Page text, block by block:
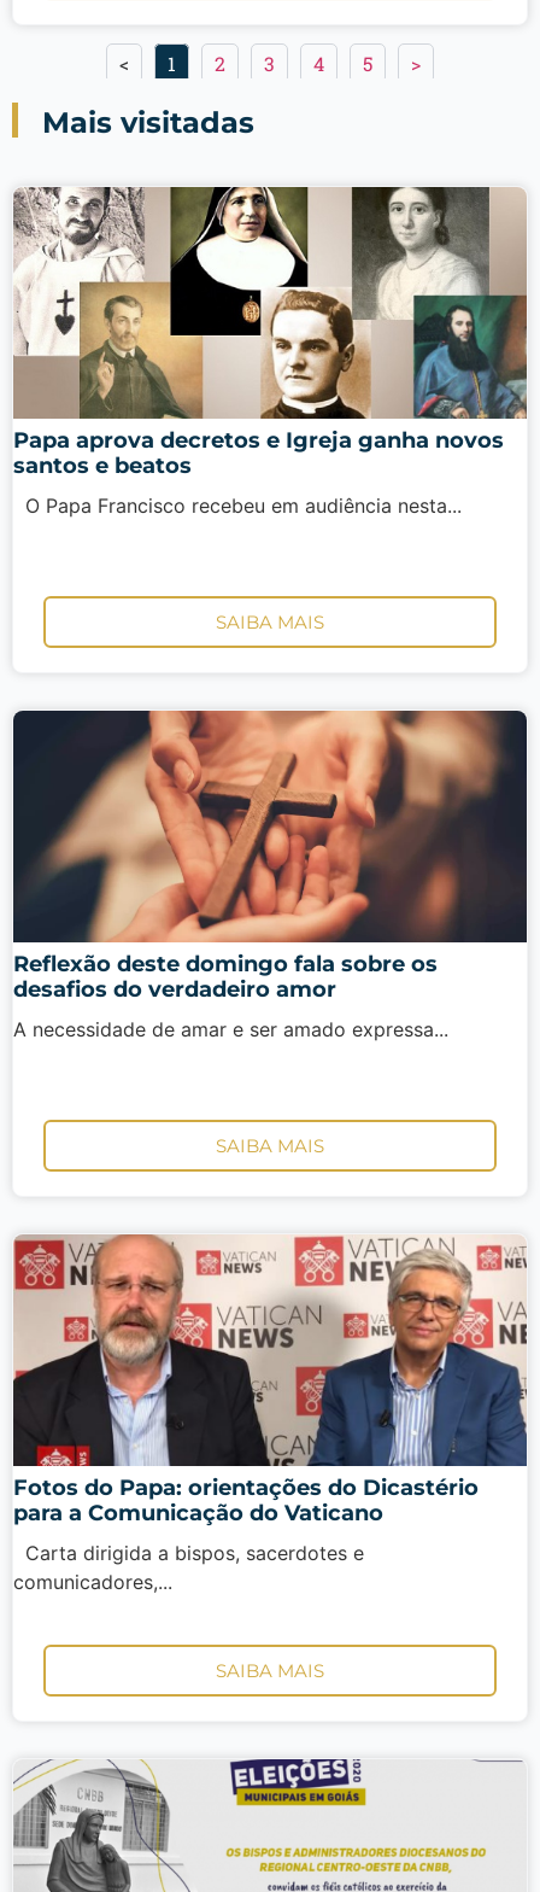
< 1 2 3 4 5 >
Mais visitadas
Papa aprova decretos e Igreja ganha novos
santos e beatos
O Papa Francisco recebeu em audiência nesta...
SAIBA MAIS
Reflexão deste domingo fala sobre os
desafios do verdadeiro amor
A necessidade de amar e ser amado expressa...
SAIBA MAIS
Fotos do Papa: orientações do Dicastério
para a Comunicação do Vaticano
Carta dirigida a bispos, sacerdotes e
comunicadores,...
SAIBA MAIS